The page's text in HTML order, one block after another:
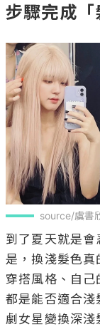
步驟完成「
source/虞書
到了夏天就是
是，換淺髮色真
穿搭風格、自己
都是能否適合
劇女星變換深淺